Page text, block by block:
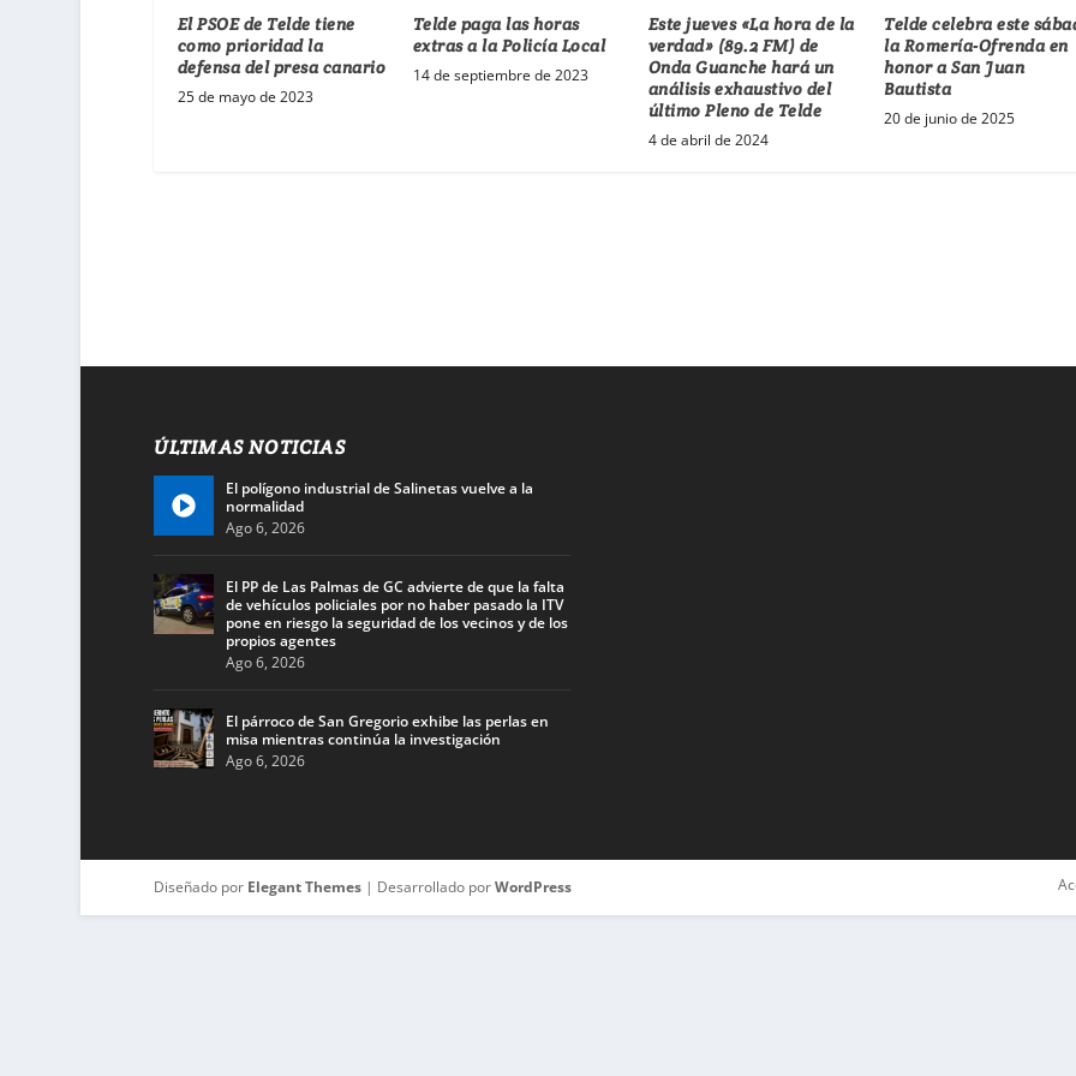
El PSOE de Telde tiene
como prioridad la
defensa del presa canario
25 de mayo de 2023
Telde paga las horas
extras a la Policía Local
14 de septiembre de 2023
Este jueves «La hora de la
verdad» (89.2 FM) de
Onda Guanche hará un
análisis exhaustivo del
último Pleno de Telde
4 de abril de 2024
Telde celebra este
la Romería-Ofrenda en
honor a San Juan
Bautista
20 de junio de 2025
ÚLTIMAS NOTICIAS
El polígono industrial de Salinetas vuelve a la
normalidad
Ago 6, 2026
El PP de Las Palmas de GC advierte de que la falta
de vehículos policiales por no haber pasado la ITV
pone en riesgo la seguridad de los vecinos y de los
propios agentes
Ago 6, 2026
El párroco de San Gregorio exhibe las perlas en
misa mientras continúa la investigación
Ago 6, 2026
Diseñado por Elegant Themes| Desarrollado porWordPress